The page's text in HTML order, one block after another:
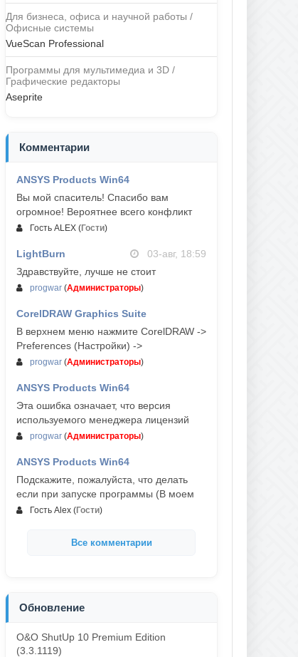
Для бизнеса, офиса и научной работы /
Офисные системы
VueScan Professional
Программы для мультимедиа и 3D /
Графические редакторы
Aseprite
Комментарии
ANSYS Products Win64
Вы мой спаситель! Спасибо вам
огромное! Вероятнее всего конфликт
Гость ALEX (Гости)
LightBurn
03-авг, 18:59
Здравствуйте, лучше не стоит
progwar (Администраторы)
CorelDRAW Graphics Suite
03-авг, 18:58
В верхнем меню нажмите CorelDRAW ->
Preferences (Настройки) ->
progwar (Администраторы)
ANSYS Products Win64
Эта ошибка означает, что версия
используемого менеджера лицензий
progwar (Администраторы)
ANSYS Products Win64
Подскажите, пожалуйста, что делать
если при запуске программы (В моем
Гость Alex (Гости)
Все комментарии
Обновление
O&O ShutUp 10 Premium Edition
(3.3.1119)